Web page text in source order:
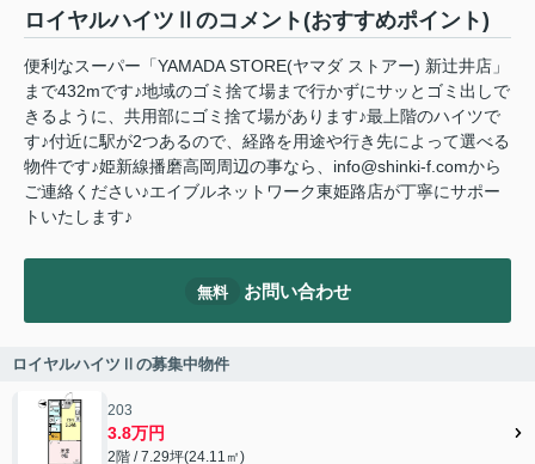
ロイヤルハイツⅡのコメント(おすすめポイント)
便利なスーパー「YAMADA STORE(ヤマダ ストアー) 新辻井店」
まで432mです♪地域のゴミ捨て場まで行かずにサッとゴミ出しで
きるように、共用部にゴミ捨て場があります♪最上階のハイツで
す♪付近に駅が2つあるので、経路を用途や行き先によって選べる
物件です♪姫新線播磨高岡周辺の事なら、info@shinki-f.comから
ご連絡ください♪エイブルネットワーク東姫路店が丁寧にサポー
トいたします♪
無料 お問い合わせ
ロイヤルハイツⅡの募集中物件
203
3.8万円
2階 / 7.29坪(24.11㎡)